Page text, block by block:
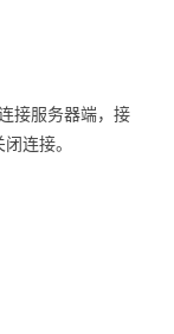
接服务器端，接
连接。